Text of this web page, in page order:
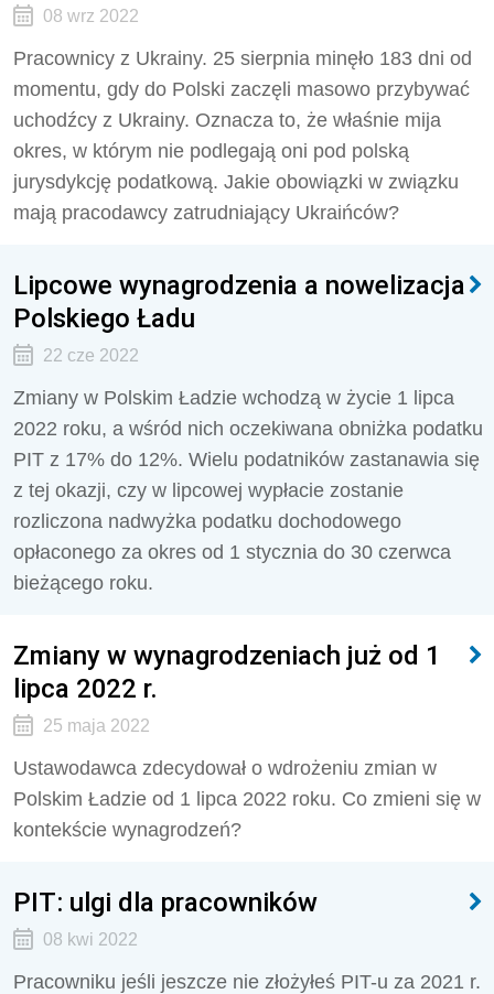
08 wrz 2022
Pracownicy z Ukrainy. 25 sierpnia minęło 183 dni od
momentu, gdy do Polski zaczęli masowo przybywać
uchodźcy z Ukrainy. Oznacza to, że właśnie mija
okres, w którym nie podlegają oni pod polską
jurysdykcję podatkową. Jakie obowiązki w związku
mają pracodawcy zatrudniający Ukraińców?
Lipcowe wynagrodzenia a nowelizacja
Polskiego Ładu
22 cze 2022
Zmiany w Polskim Ładzie wchodzą w życie 1 lipca
2022 roku, a wśród nich oczekiwana obniżka podatku
PIT z 17% do 12%. Wielu podatników zastanawia się
z tej okazji, czy w lipcowej wypłacie zostanie
rozliczona nadwyżka podatku dochodowego
opłaconego za okres od 1 stycznia do 30 czerwca
bieżącego roku.
Zmiany w wynagrodzeniach już od 1
lipca 2022 r.
25 maja 2022
Ustawodawca zdecydował o wdrożeniu zmian w
Polskim Ładzie od 1 lipca 2022 roku. Co zmieni się w
kontekście wynagrodzeń?
PIT: ulgi dla pracowników
08 kwi 2022
Pracowniku jeśli jeszcze nie złożyłeś PIT-u za 2021 r.